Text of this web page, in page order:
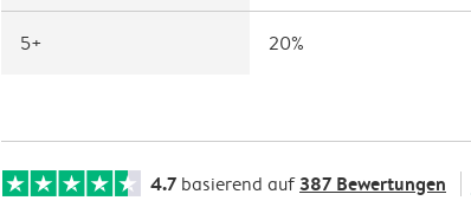
5+ 20%
4.7 basierend auf387 Bewertungen